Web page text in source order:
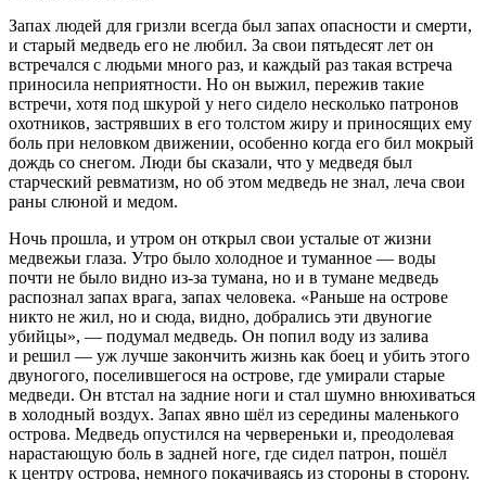
Запах людей для гризли всегда был запах опасности и смерти,
и старый медведь его не любил. За свои пятьдесят лет он
встречался с людьми много раз, и каждый раз такая встреча
приносила неприятности. Но он выжил, пережив такие
встречи, хотя под шкурой у него сидело несколько патронов
охотников, застрявших в его толстом жиру и приносящих ему
боль при неловком движении, особенно когда его бил мокрый
дождь со снегом. Люди бы сказали, что у медведя был
старческий ревматизм, но об этом медведь не знал, леча свои
раны слюной и медом.
Ночь прошла, и утром он открыл свои усталые от жизни
медвежьи глаза. Утро было холодное и туманное — воды
почти не было видно из-за тумана, но и в тумане медведь
распознал запах врага, запах человека. «Раньше на острове
никто не жил, но и сюда, видно, добрались эти двуногие
убийцы», — подумал медведь. Он попил воду из залива
и решил — уж лучше закончить жизнь как боец и убить этого
двуногого, поселившегося на острове, где умирали старые
медведи. Он втстал на задние ноги и стал шумно внюхиваться
в холодный воздух. Запах явно шёл из середины маленького
острова. Медведь опустился на червереньки и, преодолевая
нарастающую боль в задней ноге, где сидел патрон, пошёл
к центру острова, немного покачиваясь из стороны в сторону.